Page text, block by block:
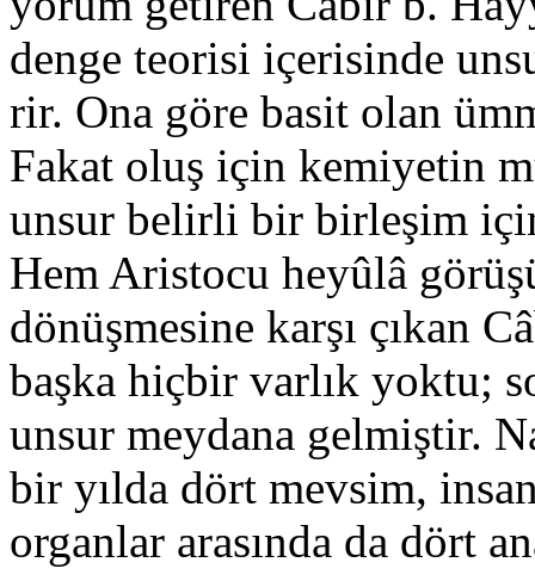
denge teorisi içerisin­de
rir. Ona göre basit olan
Fakat oluş için kemiyetin
unsur belirli bir birleşim
Hem Aristocu heyûlâ
dönüşmesine karşı çı­kan
başka hiçbir varlık yoktu;
unsur meyda­na gelmiştir.
bir yılda dört mevsim,
organlar arasında da dört